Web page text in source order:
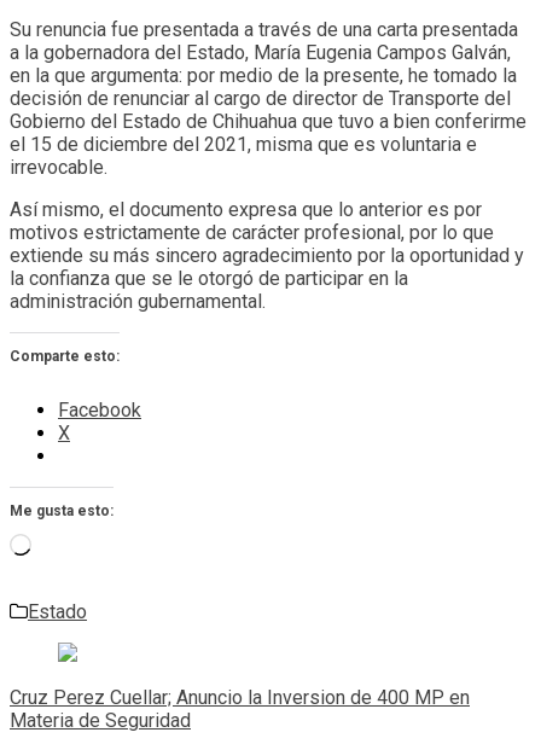
Su renuncia fue presentada a través de una carta presentada
a la gobernadora del Estado, María Eugenia Campos Galván,
en la que argumenta: por medio de la presente, he tomado la
decisión de renunciar al cargo de director de Transporte del
Gobierno del Estado de Chihuahua que tuvo a bien conferirme
el 15 de diciembre del 2021, misma que es voluntaria e
irrevocable.
Así mismo, el documento expresa que lo anterior es por
motivos estrictamente de carácter profesional, por lo que
extiende su más sincero agradecimiento por la oportunidad y
la confianza que se le otorgó de participar en la
administración gubernamental.
Comparte esto:
Facebook
X
Me gusta esto:
Cargando...
Estado
Navegación
de
entradas
Cruz Perez Cuellar; Anuncio la Inversion de 400 MP en
Materia de Seguridad